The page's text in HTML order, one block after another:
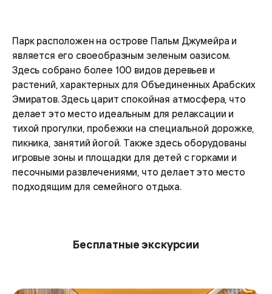
Парк расположен на острове Пальм Джумейра и
является его своеобразным зеленым оазисом.
Здесь собрано более 100 видов деревьев и
растений, характерных для Объединенных Арабских
Эмиратов. Здесь царит спокойная атмосфера, что
делает это место идеальным для релаксации и
тихой прогулки, пробежки на специальной дорожке,
пикника, занятий йогой. Также здесь оборудованы
игровые зоны и площадки для детей с горками и
песочными развлечениями, что делает это место
подходящим для семейного отдыха.
Бесплатные экскурсии